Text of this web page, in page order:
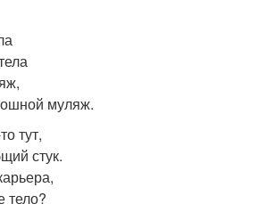
муляж.
тут,
стук.
тело?